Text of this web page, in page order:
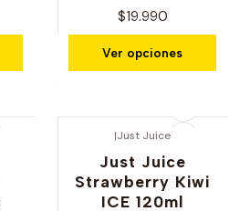
$19.990
Ver opciones
|Just Juice
Just Juice
Strawberry Kiwi
ICE 120ml